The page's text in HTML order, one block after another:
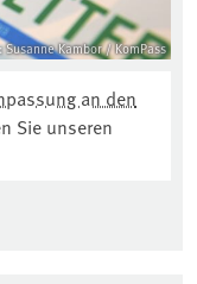
Susanne Kambor / KomPass
an den
Sie unseren